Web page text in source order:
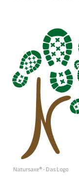
Natursaxe® - Das Logo